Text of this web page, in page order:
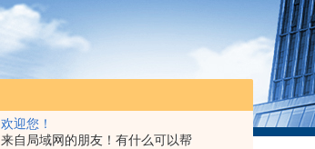
欢迎您！
来自局域网的朋友！有什么可以帮